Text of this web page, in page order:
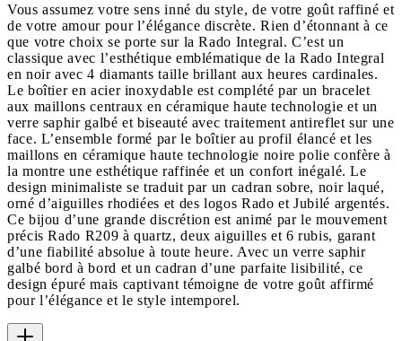
Vous assumez votre sens inné du style, de votre goût raffiné et
de votre amour pour l’élégance discrète. Rien d’étonnant à ce
que votre choix se porte sur la Rado Integral. C’est un
classique avec l’esthétique emblématique de la Rado Integral
en noir avec 4 diamants taille brillant aux heures cardinales.
Le boîtier en acier inoxydable est complété par un bracelet
aux maillons centraux en céramique haute technologie et un
verre saphir galbé et biseauté avec traitement antireflet sur une
face. L’ensemble formé par le boîtier au profil élancé et les
maillons en céramique haute technologie noire polie confère à
la montre une esthétique raffinée et un confort inégalé. Le
design minimaliste se traduit par un cadran sobre, noir laqué,
orné d’aiguilles rhodiées et des logos Rado et Jubilé argentés.
Ce bijou d’une grande discrétion est animé par le mouvement
précis Rado R209 à quartz, deux aiguilles et 6 rubis, garant
d’une fiabilité absolue à toute heure. Avec un verre saphir
galbé bord à bord et un cadran d’une parfaite lisibilité, ce
design épuré mais captivant témoigne de votre goût affirmé
pour l’élégance et le style intemporel.